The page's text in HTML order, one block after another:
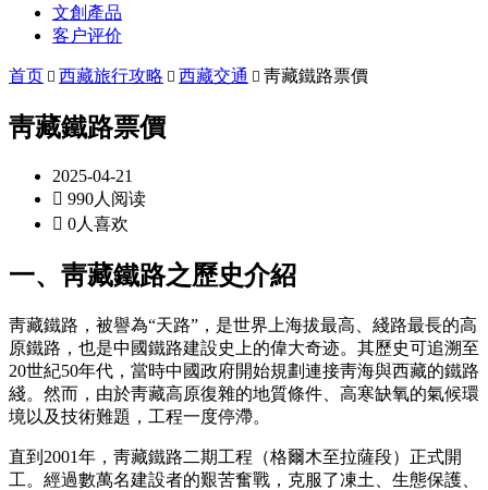
文創產品
客户评价
首页  西藏旅行攻略  西藏交通  靑藏鐵路票價
靑藏鐵路票價
2025-04-21
 990人阅读
 0人喜欢
一、靑藏鐵路之歷史介紹
靑藏鐵路，被譽為“天路”，是世界上海拔最高、綫路最長的高
原鐵路，也是中國鐵路建設史上的偉大奇迹。其歷史可追溯至
20世紀50年代，當時中國政府開始規劃連接靑海與西藏的鐵路
綫。然而，由於靑藏高原復雜的地質條件、高寒缺氧的氣候環
境以及技術難題，工程一度停滯。
直到2001年，靑藏鐵路二期工程（格爾木至拉薩段）正式開
工。經過數萬名建設者的艱苦奮戰，克服了凍土、生態保護、